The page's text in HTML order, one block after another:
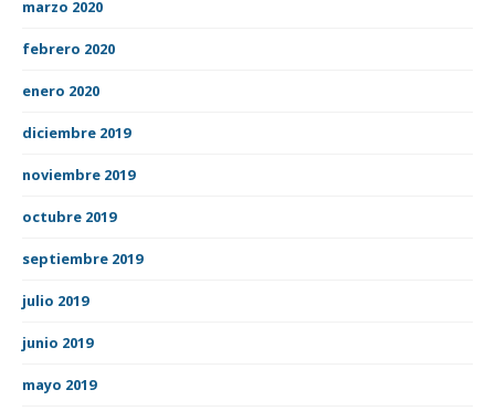
marzo 2020
febrero 2020
enero 2020
diciembre 2019
noviembre 2019
octubre 2019
septiembre 2019
julio 2019
junio 2019
mayo 2019